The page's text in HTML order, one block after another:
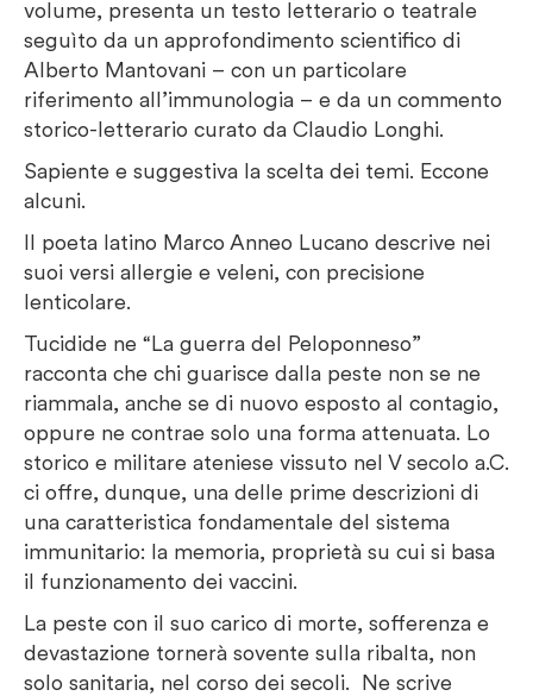
volume, presenta un testo letterario o teatrale
seguìto da un approfondimento scientifico di
Alberto Mantovani – con un particolare
riferimento all’immunologia – e da un commento
storico-letterario curato da Claudio Longhi.
Sapiente e suggestiva la scelta dei temi. Eccone
alcuni.
Il poeta latino Marco Anneo Lucano descrive nei
suoi versi allergie e veleni, con precisione
lenticolare.
Tucidide ne “La guerra del Peloponneso”
racconta che chi guarisce dalla peste non se ne
riammala, anche se di nuovo esposto al contagio,
oppure ne contrae solo una forma attenuata. Lo
storico e militare ateniese vissuto nel V secolo a.C.
ci offre, dunque, una delle prime descrizioni di
una caratteristica fondamentale del sistema
immunitario: la memoria, proprietà su cui si basa
il funzionamento dei vaccini.
La peste con il suo carico di morte, sofferenza e
devastazione tornerà sovente sulla ribalta, non
solo sanitaria, nel corso dei secoli. Ne scrive